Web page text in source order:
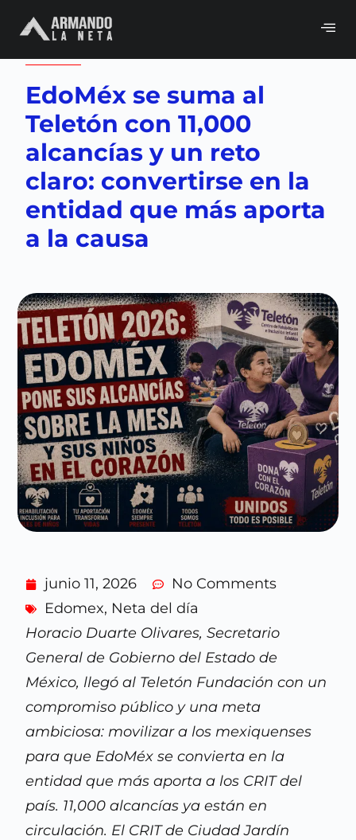
Volver a Edomex
EdoMéx se suma al
Teletón con 11,000
alcancías y un reto
claro: convertirse en la
entidad que más aporta
a la causa
junio 11, 2026
No Comments
Edomex, Neta del día
Horacio Duarte Olivares, Secretario
General de Gobierno del Estado de
México, llegó al Teletón Fundación con un
compromiso público y una meta
ambiciosa: movilizar a los mexiquenses
para que EdoMéx se convierta en la
entidad que más aporta a los CRIT del
país. 11,000 alcancías ya están en
circulación. El CRIT de Ciudad Jardín